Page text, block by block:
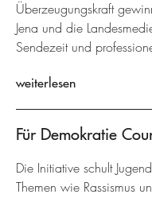
Überzeugungskraft
Jena und die
Sendezeit und
weiterlesen
Für Demokratie
Die Initiative schult
Themen wie Rassismus